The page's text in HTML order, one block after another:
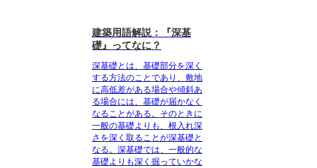
建築用語解説：『深基
礎』ってなに？
深基礎とは、基礎部分を深く
する方法のことであり、敷地
に高低差がある場合や傾斜あ
る場合には、基礎が届かなく
なることがある。そのときに
一般の基礎よりも、根入れ深
さを深く取ることが深基礎と
なる。深基礎では、一般的な
基礎よりも深く掘っていかな